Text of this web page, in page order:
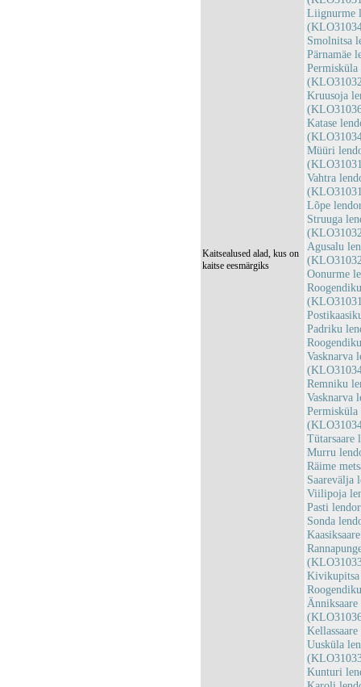
Kaitsealused alad, kus on
kaitse eesmärgiks
Liignurme
Smolnitsa
Pärnamäe
Permisküla
Kruusoja
Katase
Müüri
Vahtra
Lõpe
Struuga
Agusalu
Oonurme
Padriku
Vasknarva
Remniku
Vasknarva
Permisküla
Tütarsaare
Murru
Räime
Saarevälja
Viilipoja
Pasti
Sonda
Kivikupitsa
Uusküla
Kunturi